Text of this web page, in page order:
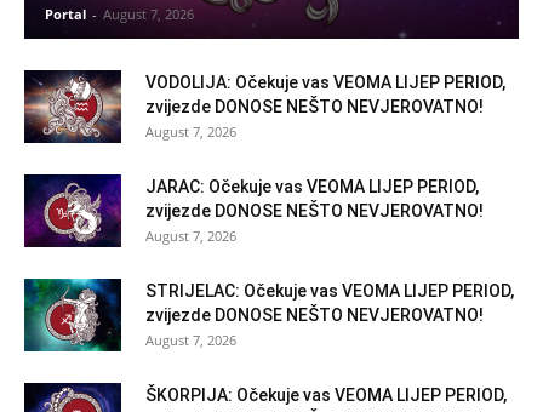
Portal - August 7, 2026
VODOLIJA: Očekuje vas VEOMA LIJEP PERIOD,
zvijezde DONOSE NEŠTO NEVJEROVATNO!
August 7, 2026
JARAC: Očekuje vas VEOMA LIJEP PERIOD,
zvijezde DONOSE NEŠTO NEVJEROVATNO!
August 7, 2026
STRIJELAC: Očekuje vas VEOMA LIJEP PERIOD,
zvijezde DONOSE NEŠTO NEVJEROVATNO!
August 7, 2026
ŠKORPIJA: Očekuje vas VEOMA LIJEP PERIOD,